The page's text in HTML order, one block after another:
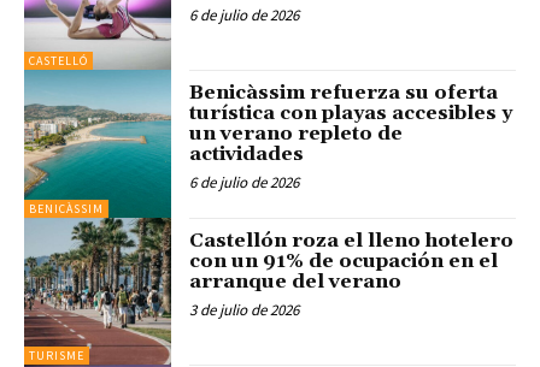
CASTELLÓ
6 de julio de 2026
BENICÀSSIM
Benicàssim refuerza su oferta
turística con playas accesibles y
un verano repleto de
actividades
6 de julio de 2026
TURISME
Castellón roza el lleno hotelero
con un 91% de ocupación en el
arranque del verano
3 de julio de 2026